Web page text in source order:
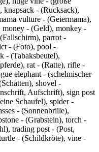
knapsack - (Rucksack),
vulture - (Geiermama),
- (Geld), monkey -
parrot -
- (Foto), pool -
- (Tabaksbeutel),
rat - (Ratte), rifle -
elephant - (schelmischer
shovel -
Aufschrift), sign post
Schaufel), spider -
- (Sonnenbrille),
- (Grabstein), torch -
trading post - (Post,
- (Schildkröte), vine -